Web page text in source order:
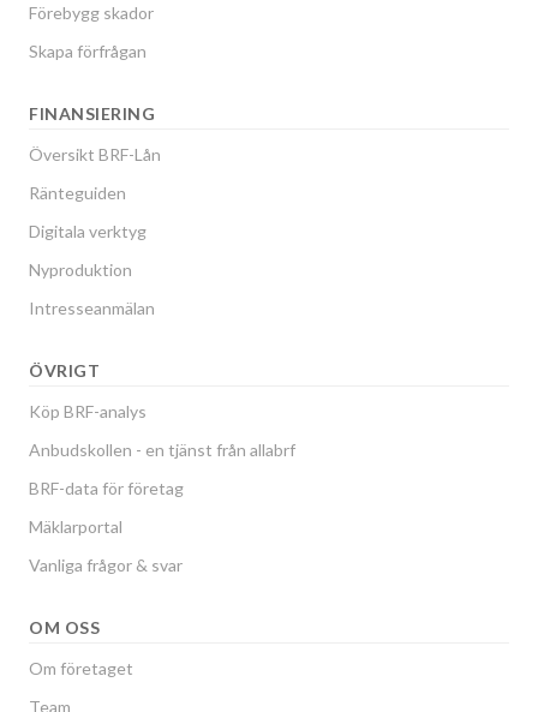
Förebygg skador
Skapa förfrågan
FINANSIERING
Översikt BRF-Lån
Ränteguiden
Digitala verktyg
Nyproduktion
Intresseanmälan
ÖVRIGT
Köp BRF-analys
Anbudskollen - en tjänst från allabrf
BRF-data för företag
Mäklarportal
Vanliga frågor & svar
OM OSS
Om företaget
Team